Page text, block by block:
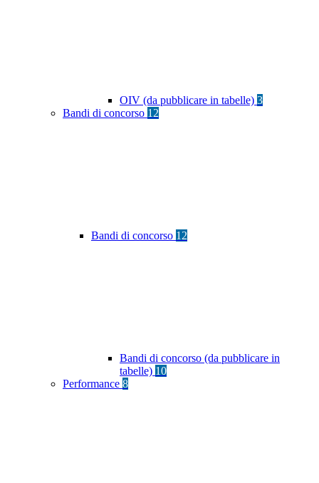
OIV (da pubblicare in tabelle) 3
Bandi di concorso 12
Bandi di concorso 12
Bandi di concorso (da pubblicare in
tabelle) 10
Performance 8